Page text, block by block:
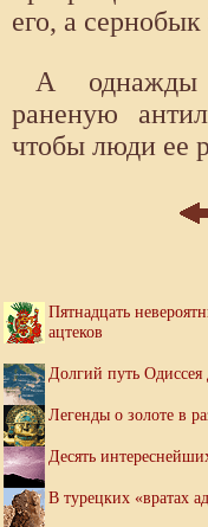
его, а
А однажды
раненую
чтобы люди ее
Пятнадцать
ацтеков
Долгий путь Одиссея
Легенды о золоте в
Десять
В турецких «вратах